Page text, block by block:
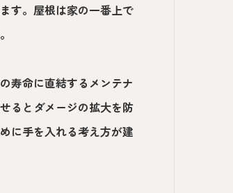
す。屋根は家の一番上で
寿命に直結するメンテナ
るとダメージの拡大を防
に手を入れる考え方が建